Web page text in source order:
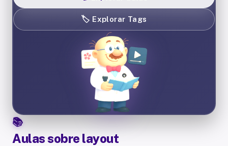
🏷️ Explorar Tags
Aulas sobre layout